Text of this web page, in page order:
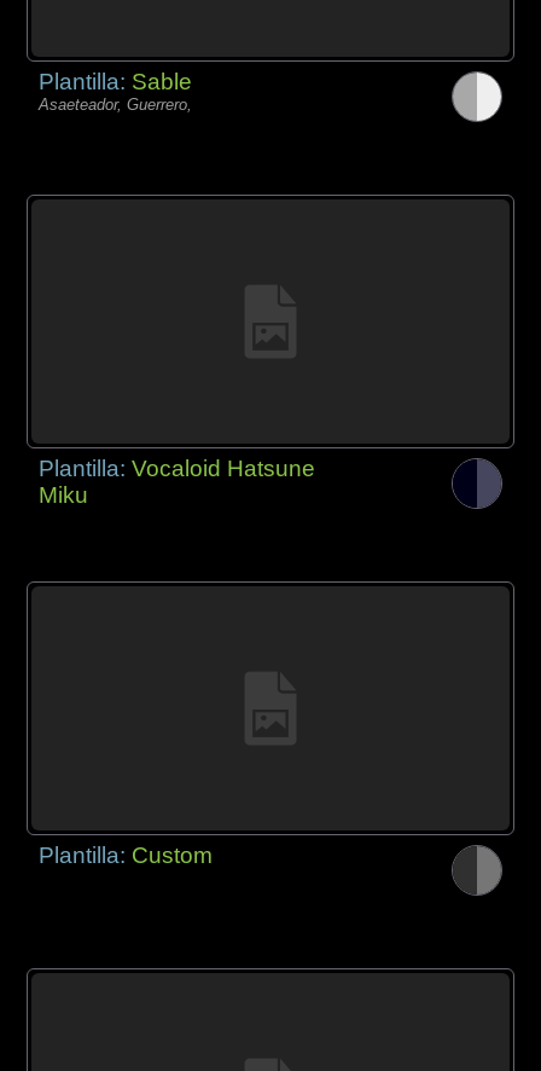
Plantilla: Sable
Asaeteador, Guerrero,
Plantilla:Vocaloid Hatsune
Miku
Plantilla: Custom